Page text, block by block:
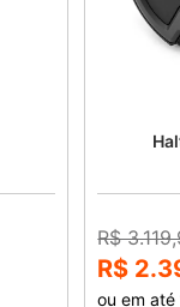
R$
R$
ou em até